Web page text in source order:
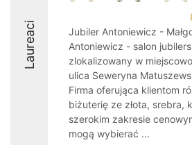
Laureaci
Jubiler Antoniewicz -
Antoniewicz - salon
zlokalizowany w
ulica Seweryna
Firma oferująca klientom
biżuterię ze złota, srebra,
szerokim zakresie
mogą wybierać ...